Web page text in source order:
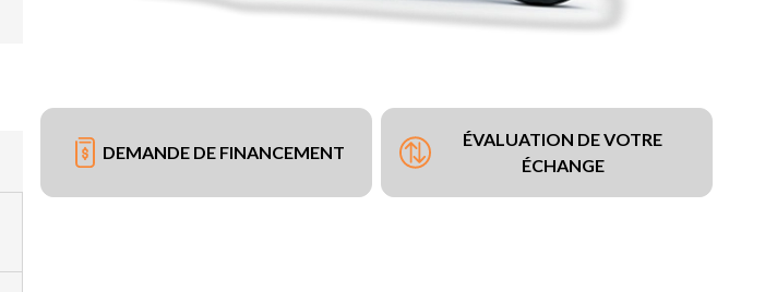
DEMANDE DE FINANCEMENT
ÉVALUATION DE VOTRE
ÉCHANGE